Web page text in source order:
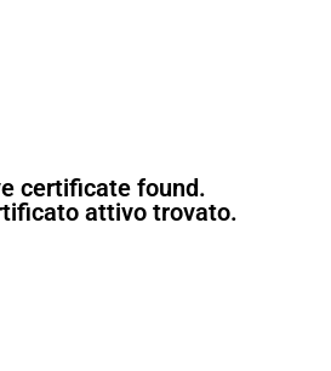
certificate found.
attivo trovato.